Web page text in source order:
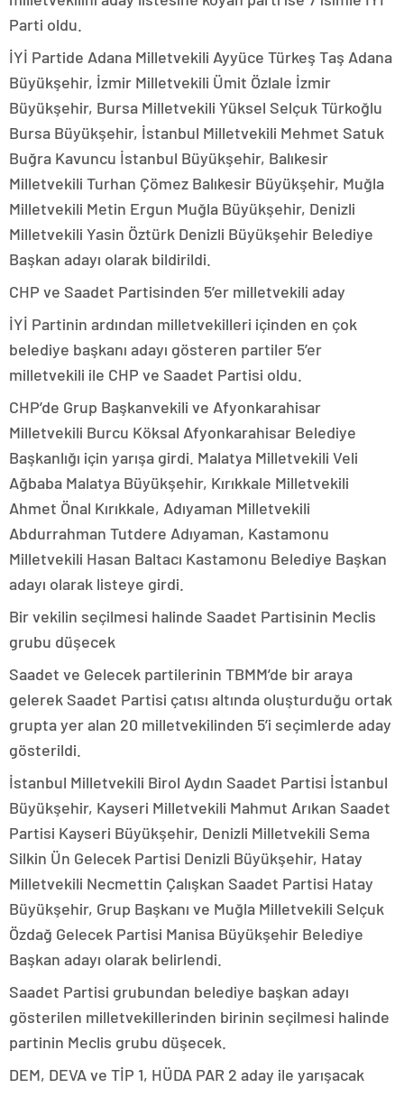
Parti oldu.
İYİ Partide Adana Milletvekili Ayyüce Türkeş Taş Adana
Büyükşehir, İzmir Milletvekili Ümit Özlale İzmir
Büyükşehir, Bursa Milletvekili Yüksel Selçuk Türkoğlu
Bursa Büyükşehir, İstanbul Milletvekili Mehmet Satuk
Buğra Kavuncu İstanbul Büyükşehir, Balıkesir
Milletvekili Turhan Çömez Balıkesir Büyükşehir, Muğla
Milletvekili Metin Ergun Muğla Büyükşehir, Denizli
Milletvekili Yasin Öztürk Denizli Büyükşehir Belediye
Başkan adayı olarak bildirildi.
CHP ve Saadet Partisinden 5’er milletvekili aday
İYİ Partinin ardından milletvekilleri içinden en çok
belediye başkanı adayı gösteren partiler 5’er
milletvekili ile CHP ve Saadet Partisi oldu.
CHP’de Grup Başkanvekili ve Afyonkarahisar
Milletvekili Burcu Köksal Afyonkarahisar Belediye
Başkanlığı için yarışa girdi. Malatya Milletvekili Veli
Ağbaba Malatya Büyükşehir, Kırıkkale Milletvekili
Ahmet Önal Kırıkkale, Adıyaman Milletvekili
Abdurrahman Tutdere Adıyaman, Kastamonu
Milletvekili Hasan Baltacı Kastamonu Belediye Başkan
adayı olarak listeye girdi.
Bir vekilin seçilmesi halinde Saadet Partisinin Meclis
grubu düşecek
Saadet ve Gelecek partilerinin TBMM’de bir araya
gelerek Saadet Partisi çatısı altında oluşturduğu ortak
grupta yer alan 20 milletvekilinden 5’i seçimlerde aday
gösterildi.
İstanbul Milletvekili Birol Aydın Saadet Partisi İstanbul
Büyükşehir, Kayseri Milletvekili Mahmut Arıkan Saadet
Partisi Kayseri Büyükşehir, Denizli Milletvekili Sema
Silkin Ün Gelecek Partisi Denizli Büyükşehir, Hatay
Milletvekili Necmettin Çalışkan Saadet Partisi Hatay
Büyükşehir, Grup Başkanı ve Muğla Milletvekili Selçuk
Özdağ Gelecek Partisi Manisa Büyükşehir Belediye
Başkan adayı olarak belirlendi.
Saadet Partisi grubundan belediye başkan adayı
gösterilen milletvekillerinden birinin seçilmesi halinde
partinin Meclis grubu düşecek.
DEM, DEVA ve TİP 1, HÜDA PAR 2 aday ile yarışacak